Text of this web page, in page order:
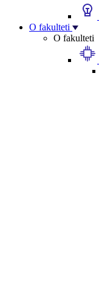
O fakulteti
O fakulteti